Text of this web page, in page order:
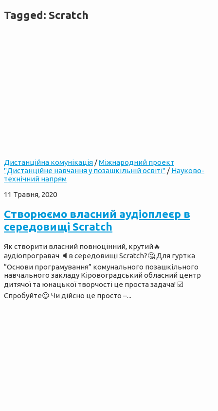
Tagged: Scratch
Дистанційна комунікація /Міжнародний проект
"Дистанційне навчання у позашкільній освіті" / Науково-
технічний напрям
11 Травня, 2020
Створюємо власний аудіоплеєр в
середовищі Scratch
Як створити власний повноцінний, крутий🔥
аудіопрогравач 🔈в середовищі Scratch?🤔 Для гуртка
“Основи програмування” комунального позашкільного
навчального закладу Кіровоградський обласний центр
дитячої та юнацької творчості це проста задача! ☑️
Спробуйте😉 Чи дійсно це просто –...